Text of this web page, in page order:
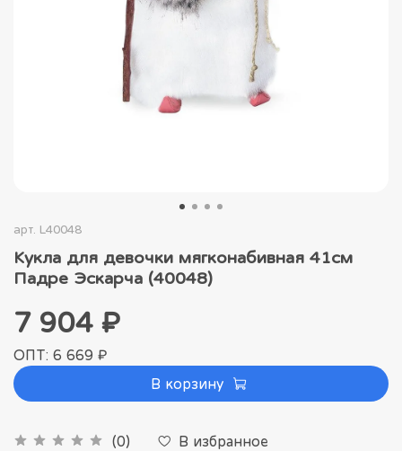
арт. L40048
Кукла для девочки мягконабивная 41см
Падре Эскарча (40048)
(0) В избранное
7 904 ₽
ОПТ: 6 669 ₽
В корзину